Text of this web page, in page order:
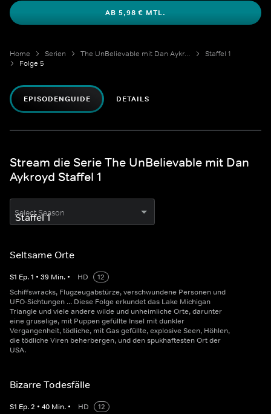
AB 5,98 € MTL.
Home Serien The UnBelievable mit Dan Aykroyd
Staffel 1
Folge 5
EPISODENGUIDE DETAILS
Stream die Serie The UnBelievable mit Dan
Aykroyd Staffel 1
Select Season
Seltsame Orte
S1 Ep.1 • 39 Min. • HD
12
Schiffswracks, Flugzeugabstürze, verschwundene Personen und
UFO-Sichtungen ... Diese Folge erkundet das Lake Michigan
Triangle und viele andere wilde und unheimliche Orte, darunter
eine gruselige, mit Puppen gefüllte Insel mit dunkler
Vergangenheit, tödliche, mit Gas gefüllte, explosive Seen, Höhlen,
die tödliche Viren beherbergen, und den spukhaftesten Ort der
USA.
Bizarre Todesfälle
S1 Ep.2 • 40 Min. • HD
12